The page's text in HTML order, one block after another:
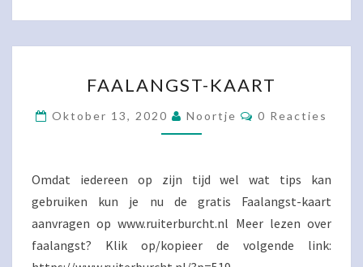
KAART
FAALANGST-KAART
Oktober 13, 2020 Noortje Reacties
0 Reacties
Omdat iedereen op zijn tijd wel wat tips kan
gebruiken kun je nu de gratis Faalangst-kaart
aanvragen op www.ruiterburcht.nl Meer lezen over
faalangst? Klik op/kopieer de volgende link: